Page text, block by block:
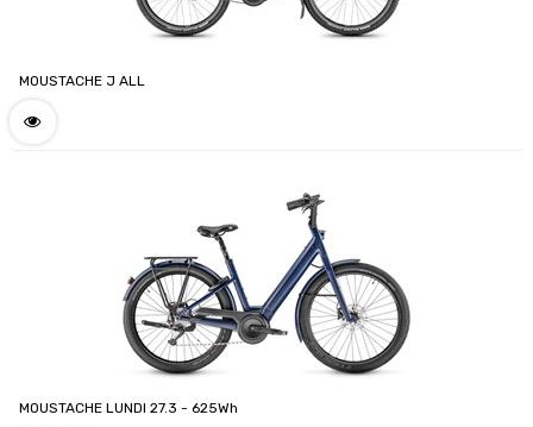
MOUSTACHE J ALL
MOUSTACHE LUNDI 27.3 - 625Wh